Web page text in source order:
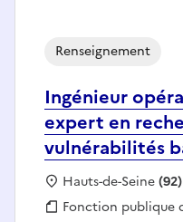
Ingénieur
expert en
vulnérabilités
Renseignement
Localisation :
Hauts-de-Seine(92)
Fonction publique :
Fonction publique